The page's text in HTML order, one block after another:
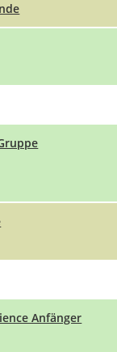
Anfänger